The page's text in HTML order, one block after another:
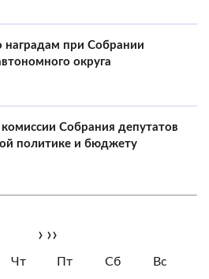
наградам при Собрании
округа
Собрания депутатов
политике и бюджету
› ››
Чт Пт Сб Вс